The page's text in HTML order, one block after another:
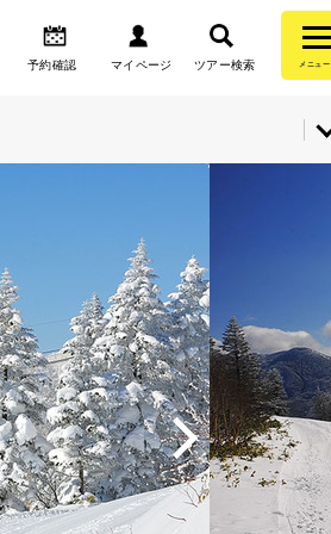
予約確認 マイページ ツアー検索 メニュー